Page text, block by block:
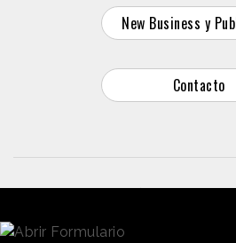
New Business y
Contacto
© 2026 Reason
Dirección: Calle Antonio Pirala